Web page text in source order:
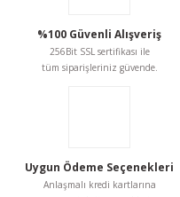
%100 Güvenli Alışveriş
256Bit SSL sertifikası ile
tüm siparişleriniz güvende.
Uygun Ödeme Seçenekleri
Anlaşmalı kredi kartlarına